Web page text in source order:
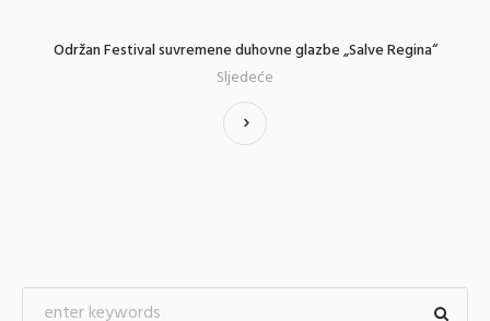
Održan Festival suvremene duhovne glazbe „Salve Regina“
Sljedeće